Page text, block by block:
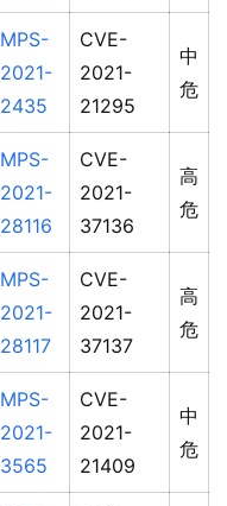
MPS-
2021-
2435
CVE-
2021-
21295
中
危
MPS-
2021-
28116
CVE-
2021-
37136
高
危
MPS-
2021-
28117
CVE-
2021-
37137
高
危
MPS-
2021-
3565
CVE-
2021-
21409
中
危